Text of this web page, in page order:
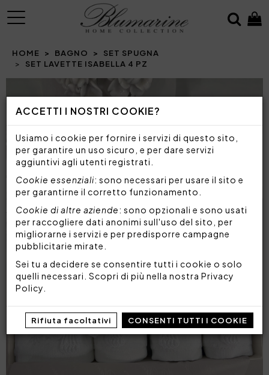
ACCETTI I NOSTRI COOKIE?
Usiamo i cookie per fornire i servizi di questo sito,
per garantire un uso sicuro, e per dare servizi
aggiuntivi agli utenti registrati.
Cookie essenziali: sono necessari per usare il sito e
per garantirne il corretto funzionamento.
Cookie di altre aziende: sono opzionali e sono usati
per raccogliere dati anonimi sull'uso del sito, per
migliorarne i servizi e per predisporre campagne
pubblicitarie mirate.
Sei tu a decidere se consentire tutti i cookie o solo
quelli necessari. Scopri di più nella nostra Privacy
Policy
Rifiuta facoltativi CONSENTI TUTTI I COOKIE
MENU
HOME BAGNO
SET SPUGNA
SET LAVETTE ISABELLA 4 PZ
Prev